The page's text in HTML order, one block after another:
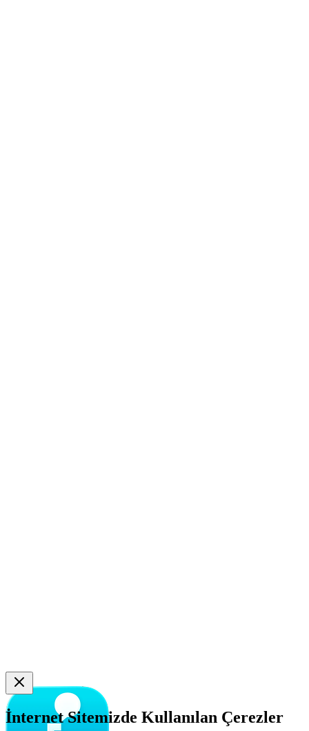
İnternet Sitemizde Kullanılan Çerezler